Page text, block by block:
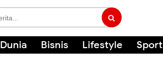
Dunia Bisnis Lifestyle Sport